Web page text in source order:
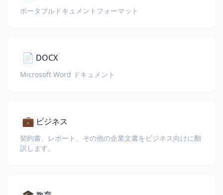
ポータブルドキュメントフォーマット
📄 DOCX
Microsoft Word ドキュメント
💼 ビジネス
契約書、レポート、その他の企業文書をビジネス向けに翻
訳します。